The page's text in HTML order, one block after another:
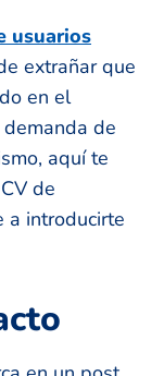
usuarios
extrañar que
en el
de
aquí te
de
a introducirte